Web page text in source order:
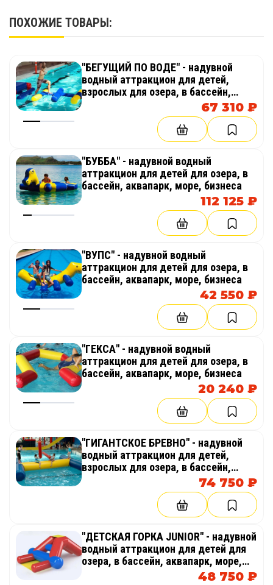
· возможность внесения изменений по
собственному вкусу. Есть возможность выбрать
· дополнительная возможность –
брендирование изделия. По вашему заказу есть
возможность нанести рисунок, надпись, логотип
компании, и надувной комплекс превратится в
рекламную площадку вашего бренда.
Технические характеристики:
Длина: 5,9 м
Высота: 0,8 м
Купить надувной водный аттракцион
ПОХОЖИЕ ТОВАРЫ:
"БЕГУЩИЙ ПО ВОДЕ" - надувной
водный аттракцион для детей,
взрослых для озера, в бассейн,
67 310 ₽
"БУББА" - надувной водный
аттракцион для детей для озера, в
бассейн, аквапарк, море, бизнеса
112 125 ₽
"ВУПС" - надувной водный
аттракцион для детей для озера, в
бассейн, аквапарк, море, бизнеса
42 550 ₽
"ГЕКСА" - надувной водный
аттракцион для детей для озера, в
бассейн, аквапарк, море, бизнеса
20 240 ₽
"ГИГАНТСКОЕ БРЕВНО" - надувной
водный аттракцион для детей,
взрослых для озера, в бассейн,
74 750 ₽
"ДЕТСКАЯ ГОРКА JUNIOR" - надувной
водный аттракцион для детей для
озера, в бассейн, аквапарк, море,
48 750 ₽